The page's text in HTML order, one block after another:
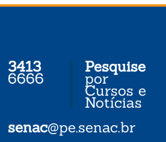
3413
6666
senac@pe.senac.br
Pesquise
por
Cursos e
Notícias